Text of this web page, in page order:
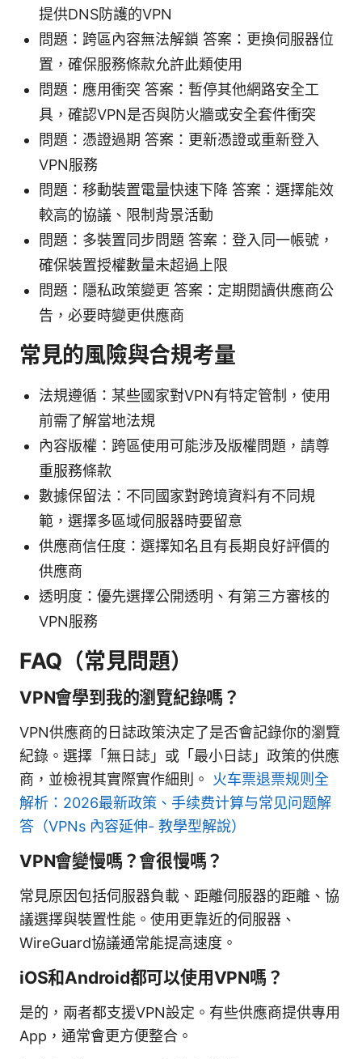
提供DNS防護的VPN
問題：跨區內容無法解鎖 答案：更換伺服器位
置，確保服務條款允許此類使用
問題：應用衝突 答案：暫停其他網路安全工
具，確認VPN是否與防火牆或安全套件衝突
問題：憑證過期 答案：更新憑證或重新登入
VPN服務
問題：移動裝置電量快速下降 答案：選擇能效
較高的協議、限制背景活動
問題：多裝置同步問題 答案：登入同一帳號，
確保裝置授權數量未超過上限
問題：隱私政策變更 答案：定期閱讀供應商公
告，必要時變更供應商
常見的風險與合規考量
法規遵循：某些國家對VPN有特定管制，使用
前需了解當地法規
內容版權：跨區使用可能涉及版權問題，請尊
重服務條款
數據保留法：不同國家對跨境資料有不同規
範，選擇多區域伺服器時要留意
供應商信任度：選擇知名且有長期良好評價的
供應商
透明度：優先選擇公開透明、有第三方審核的
VPN服務
FAQ（常見問題）
VPN會學到我的瀏覽紀錄嗎？
VPN供應商的日誌政策決定了是否會記錄你的瀏覽
紀錄。選擇「無日誌」或「最小日誌」政策的供應
商，並檢視其實際實作細則。 火车票退票规则全
解析：2026最新政策、手续费计算与常见问题解
答（VPNs 內容延伸- 教學型解說）
VPN會變慢嗎？會很慢嗎？
常見原因包括伺服器負載、距離伺服器的距離、協
議選擇與裝置性能。使用更靠近的伺服器、
WireGuard協議通常能提高速度。
iOS和Android都可以使用VPN嗎？
是的，兩者都支援VPN設定。有些供應商提供專用
App，通常會更方便整合。